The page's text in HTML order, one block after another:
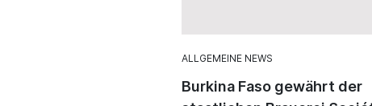
ALLGEMEINE NEWS
Burkina Faso gewährt der